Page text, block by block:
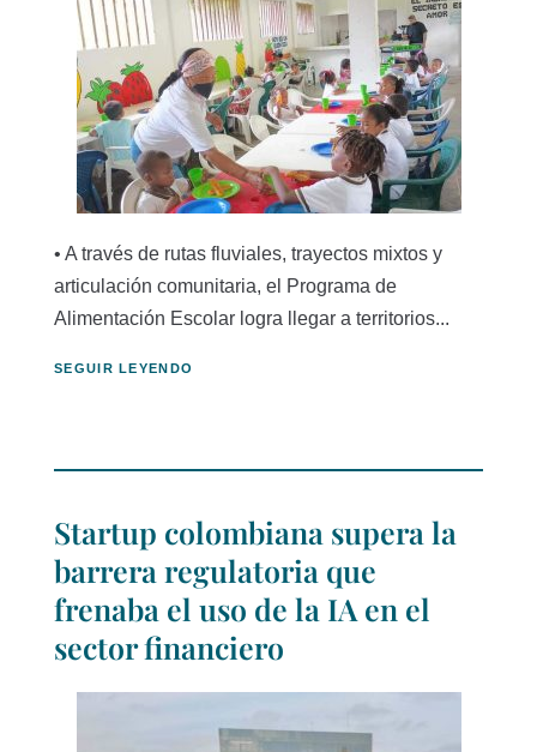
• A través de rutas fluviales, trayectos mixtos y
articulación comunitaria, el Programa de
Alimentación Escolar logra llegar a territorios...
SEGUIR LEYENDO
Startup colombiana supera la
barrera regulatoria que
frenaba el uso de la IA en el
sector financiero